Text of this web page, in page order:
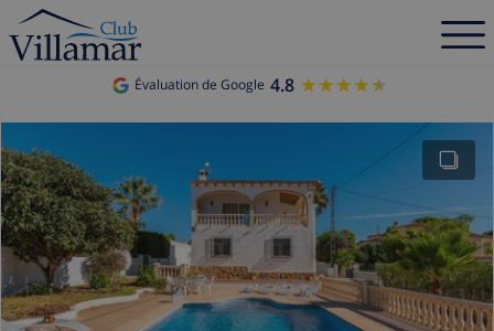
Évaluation de Google 4.8 ★★★★★
★★★★★